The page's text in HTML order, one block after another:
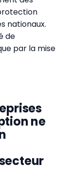
nationaux.
de
par la mise
ne